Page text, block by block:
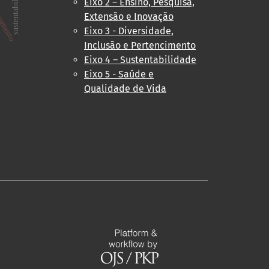
Eixo 2 – Ensino, Pesquisa,
Extensão e Inovação
Eixo 3 - Diversidade,
Inclusão e Pertencimento
Eixo 4 – Sustentabilidade
Eixo 5 - Saúde e
Qualidade de Vida